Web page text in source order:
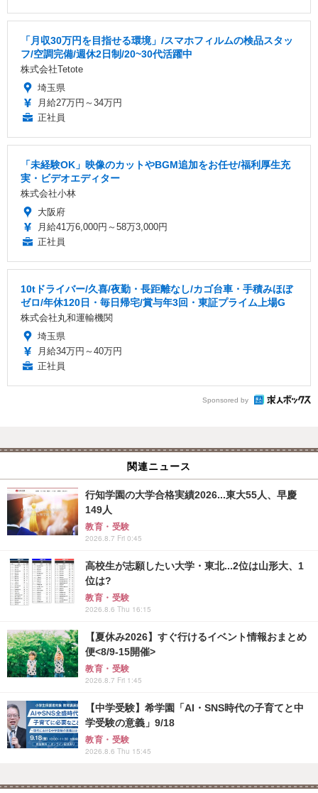
「月収30万円を目指せる環境」/スマホフィルムの検品スタッ
フ/空調完備/週休2日制/20~30代活躍中
株式会社Tetote
埼玉県
月給27万円～34万円
正社員
「未経験OK」映像のカットやBGM追加をお任せ/福利厚生充
実・ビデオエディター
株式会社小林
大阪府
月給41万6,000円～58万3,000円
正社員
10tドライバー/久喜/夜勤・長距離なし/カゴ台車・手積みほぼ
ゼロ/年休120日・毎日帰宅/賞与年3回・東証プライム上場G
株式会社丸和運輸機関
埼玉県
月給34万円～40万円
正社員
Sponsored by
関連ニュース
行知学園の大学合格実績2026...東大55人、早慶
149人
教育・受験
2026.8.7 Fri 0:45
高校生が志願したい大学・東北...2位は山形大、1
位は?
教育・受験
2026.8.6 Thu 16:15
【夏休み2026】すぐ行けるイベント情報おまとめ
便<8/9-15開催>
教育・受験
2026.8.7 Fri 1:45
【中学受験】希学園「AI・SNS時代の子育てと中
学受験の意義」9/18
教育・受験
2026.8.6 Thu 15:45